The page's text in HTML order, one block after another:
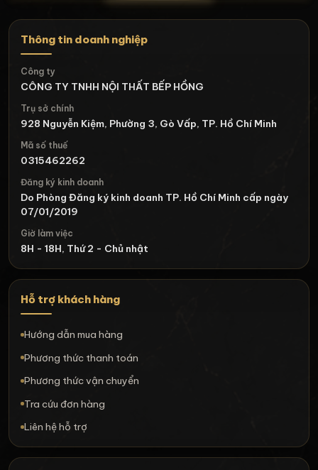
Thông tin doanh nghiệp
Công ty
CÔNG TY TNHH NỘI THẤT BẾP HỒNG
Trụ sở chính
928 Nguyễn Kiệm, Phường 3, Gò Vấp, TP. Hồ Chí Minh
Mã số thuế
0315462262
Đăng ký kinh doanh
Do Phòng Đăng ký kinh doanh TP. Hồ Chí Minh cấp ngày
07/01/2019
Giờ làm việc
8H - 18H, Thứ 2 - Chủ nhật
Hỗ trợ khách hàng
Hướng dẫn mua hàng
Phương thức thanh toán
Phương thức vận chuyển
Tra cứu đơn hàng
Liên hệ hỗ trợ